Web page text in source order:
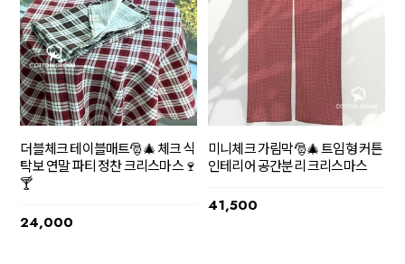
더블체크 테이블매트🎅🎄 체크 식
탁보 연말 파티 정찬 크리스마스🍷
🍸
24,000
미니체크 가림막🎅🎄 트임형 커튼
인테리어 공간분리 크리스마스
41,500